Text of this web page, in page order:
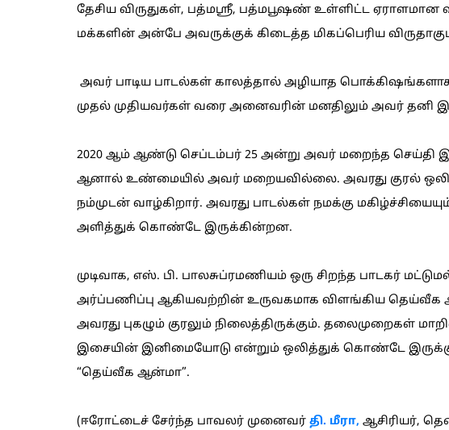
தேசிய விருதுகள், பத்மஸ்ரீ, பத்மபூஷண் உள்ளிட்ட ஏராளமான
மக்களின் அன்பே அவருக்குக் கிடைத்த மிகப்பெரிய
அவர் பாடிய பாடல்கள் காலத்தால் அழியாத
முதல் முதியவர்கள் வரை அனைவரின் மனதிலும் அவர் தனி
2020 ஆம் ஆண்டு செப்டம்பர் 25 அன்று அவர் மறைந்த
ஆனால் உண்மையில் அவர் மறையவில்லை. அவரது குரல்
நம்முடன் வாழ்கிறார். அவரது பாடல்கள் நமக்கு
அளித்துக் கொண்டே இருக்கின்றன.
முடிவாக, எஸ். பி. பாலசுப்ரமணியம் ஒரு சிறந்த பாடகர்
அர்ப்பணிப்பு ஆகியவற்றின் உருவகமாக விளங்கிய
அவரது புகழும் குரலும் நிலைத்திருக்கும். தலைமுறைகள்
இசையின் இனிமையோடு என்றும் ஒலித்துக் கொண்டே
“தெய்வீக ஆன்மா”.
(ஈரோட்டைச் சேர்ந்த பாவலர் முனைவர்தி. மீரா, ஆசிரியர்,